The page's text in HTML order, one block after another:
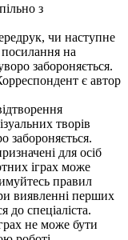
з
чи наступне
на
забороняється.
є автор
творів
забороняється.
для осіб
іграх може
правил
виявленні перших
до спеціаліста.
не може бути